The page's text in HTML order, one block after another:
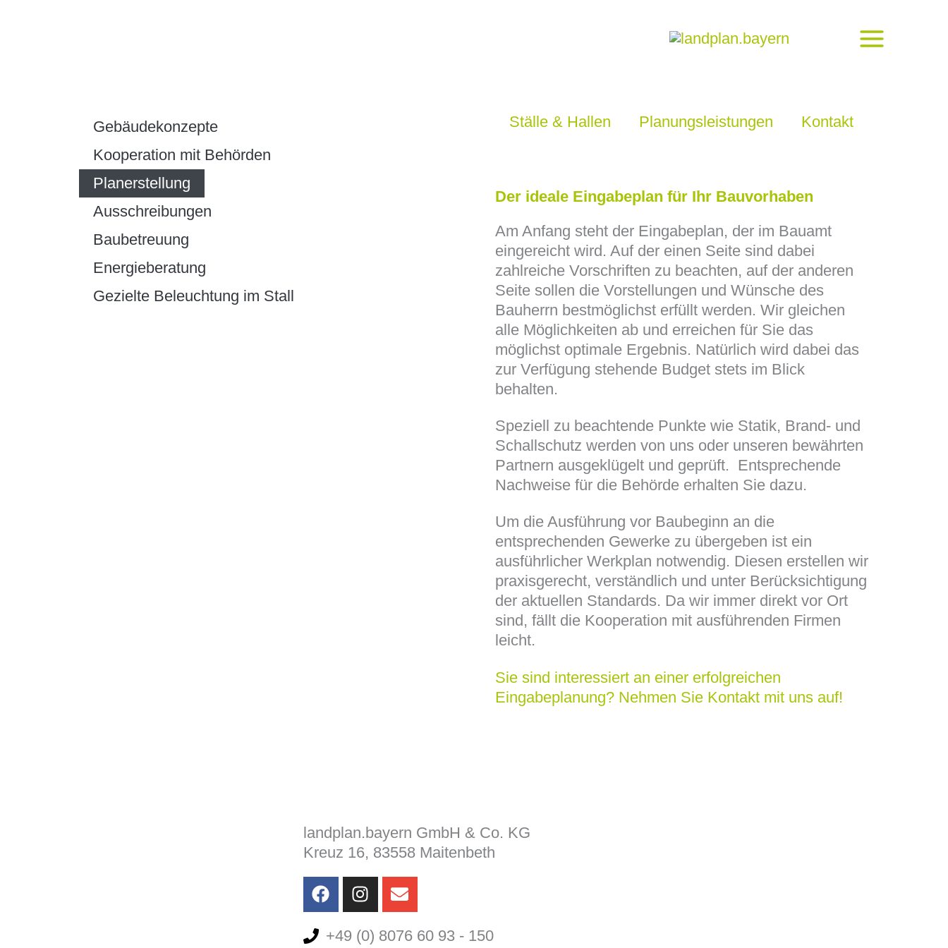
Gebäudekonzepte
Kooperation mit Behörden
Planerstellung
Ausschreibungen
Baubetreuung
Energieberatung
Gezielte Beleuchtung im Stall
Ställe & Hallen Planungsleistungen Kontakt
Der ideale Eingabeplan für Ihr Bauvorhaben
Am Anfang steht der Eingabeplan, der im Bauamt
eingereicht wird. Auf der einen Seite sind dabei
zahlreiche Vorschriften zu beachten, auf der anderen
Seite sollen die Vorstellungen und Wünsche des
Bauherrn bestmöglichst erfüllt werden. Wir gleichen
alle Möglichkeiten ab und erreichen für Sie das
möglichst optimale Ergebnis. Natürlich wird dabei das
zur Verfügung stehende Budget stets im Blick
behalten.
Speziell zu beachtende Punkte wie Statik, Brand- und
Schallschutz werden von uns oder unseren bewährten
Partnern ausgeklügelt und geprüft. Entsprechende
Nachweise für die Behörde erhalten Sie dazu.
Um die Ausführung vor Baubeginn an die
entsprechenden Gewerke zu übergeben ist ein
ausführlicher Werkplan notwendig. Diesen erstellen wir
praxisgerecht, verständlich und unter Berücksichtigung
der aktuellen Standards. Da wir immer direkt vor Ort
sind, fällt die Kooperation mit ausführenden Firmen
leicht.
Sie sind interessiert an einer erfolgreichen
Eingabeplanung? Nehmen Sie Kontakt mit uns auf!
landplan.bayern GmbH & Co. KG
Kreuz 16, 83558 Maitenbeth
F
a
e
I
n
t
E
n
e
+49 (0) 8076 60 93 - 150